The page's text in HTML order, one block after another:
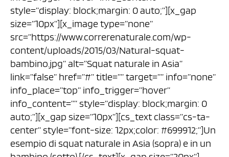
style=”display: block;margin: 0 auto;”][x_gap
size=”10px”][x_image type=”none”
src=”https://www.correrenaturale.com/wp-
content/uploads/2015/03/Natural-squat-
bambino.jpg” alt=”Squat naturale in Asia”
link=”false” href=”#” title=”” target=”” info=”none”
info_place=”top” info_trigger=”hover”
info_content=”” style=”display: block;margin: 0
auto;”][x_gap size=”10px”][cs_text class=”cs-ta-
center” style=”font-size: 12px;color: #699912;”]Un
esempio di squat naturale in Asia (sopra) e in un